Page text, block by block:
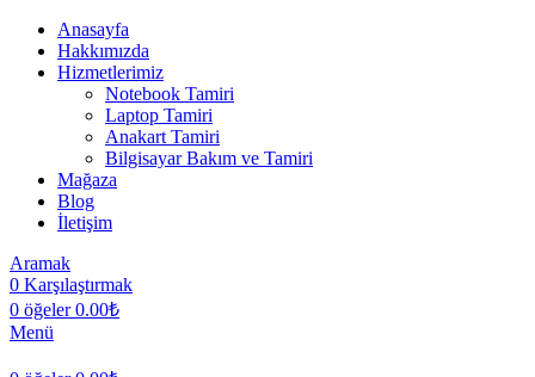
Anasayfa
Hakkımızda
Hizmetlerimiz
Notebook Tamiri
Laptop Tamiri
Anakart Tamiri
Bilgisayar Bakım ve Tamiri
Mağaza
Blog
İletişim
Aramak
0 Karşılaştırmak
0 öğeler 0.00₺
Menü